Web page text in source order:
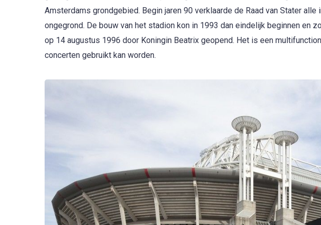
Amsterdams grondgebied. Begin jaren 90 verklaarde de Raad van Stater
ongegrond. De bouw van het stadion kon in 1993 dan eindelijk beginnen en
op 14 augustus 1996 door Koningin Beatrix geopend. Het is een
concerten gebruikt kan worden.